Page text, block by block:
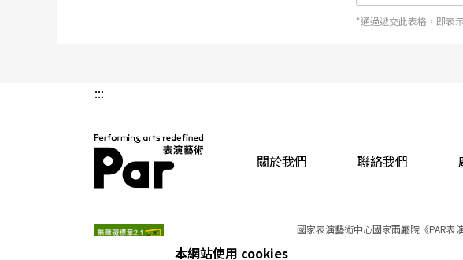
靈．海之魄》一幕，所飾演一個經過成年禮和加冕儀式之後成為
或許這便是他這幾年從「火」一角中，漸次內省所感的宇宙觀
痛到生命和諧，更是從人到自然之間，身體所有記憶起的動作和
段路，流浪，復返，來到此在。
*通過遞交此表格，即表
:::
關於我們 聯絡我們
國家表演藝術中心國家兩廳院《PAR表
本網站使用 cookies